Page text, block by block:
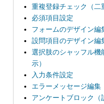
重複登録チェック（二
必須項目設定
フォームのデザイン編
設問項目のデザイン編
選択肢のシャッフル機
示）
入力条件設定
エラーメッセージ編集
アンケートブロック（